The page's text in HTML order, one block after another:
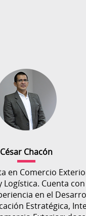
César Chacón
en Comercio
Cuenta
en el
Estratégica,